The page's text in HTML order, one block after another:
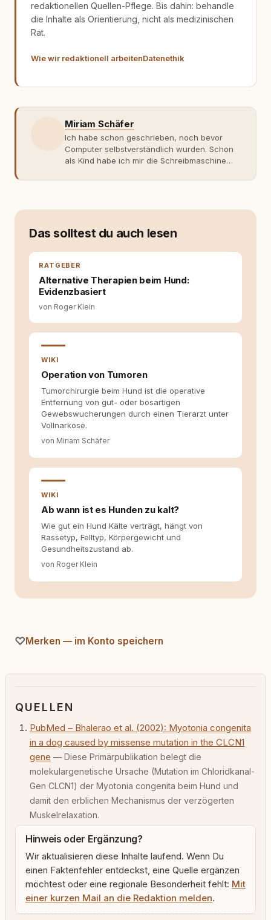
redaktionellen Quellen-Pflege. Bis dahin: behandle
die Inhalte als Orientierung, nicht als medizinischen
Rat.
Wie wir redaktionell arbeitenDatenethik
Miriam Schäfer
Ich habe schon geschrieben, noch bevor
Computer selbstverständlich wurden. Schon
als Kind habe ich mir die Schreibmaschine
getippt: Geschichten, Beobachtungen,
weniger guten Erfahrungen. Umso mehr hat
erlebt habe, wie verantwortungsvoll und
bewusst gute Hundehaltung funktionieren
kann. Dieser Perspektivwechsel begleitet
meine Arbeit bis heute. Bei rundum.dog bin ich
beteiligt, an denen aus Ideen fertige Beiträge
werden. Ich recherchiere Themen, plane
Inhalte, schreibe Artikel, begleite Gastbeiträge
redaktionell, veröffentliche Texte und betreue
Welche Themen sind relevant? Welche
Fragen stehen dahinter? Und wie lassen sich
Inhalte so aufbereiten, dass sie verständlich,
fundiert und für unsere Leser wirklich
hilfreich sind? Ich glaube, dass Emotionen
allein nicht ausreichen. Gute Entscheidungen
Selbstreflexion und Bereitschaft zum
Texten möchte ich genau dazu beitragen.
Das solltest du auch lesen
RATGEBER
Alternative Therapien beim Hund:
Evidenzbasiert
von Roger Klein
WIKI
Operation von Tumoren
Tumorchirurgie beim Hund ist die operative
Entfernung von gut- oder bösartigen
Gewebswucherungen durch einen Tierarzt unter
Vollnarkose.
von Miriam Schäfer
WIKI
Ab wann ist es Hunden zu kalt?
Wie gut ein Hund Kälte verträgt, hängt von
Rassetyp, Felltyp, Körpergewicht und
Gesundheitszustand ab.
von Roger Klein
Merken — im Konto speichern
QUELLEN
PubMed – Bhalerao et al. (2002): Myotonia congenita
in a dog caused by missense mutation in the CLCN1
gene — Diese Primärpublikation belegt die
molekulargenetische Ursache (Mutation im Chloridkanal-
Gen CLCN1) der Myotonia congenita beim Hund und
damit den erblichen Mechanismus der verzögerten
Muskelrelaxation.
Hinweis oder Ergänzung?
Wir aktualisieren diese Inhalte laufend. Wenn Du
einen Faktenfehler entdeckst, eine Quelle ergänzen
möchtest oder eine regionale Besonderheit fehlt: Mit
einer kurzen Mail an die Redaktion melden.